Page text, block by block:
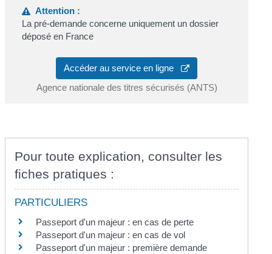
Attention :
La pré-demande concerne uniquement un dossier
déposé en France
Accéder au service en ligne
Agence nationale des titres sécurisés (ANTS)
Pour toute explication, consulter les
fiches pratiques :
PARTICULIERS
Passeport d'un majeur : en cas de perte
Passeport d'un majeur : en cas de vol
Passeport d'un majeur : première demande